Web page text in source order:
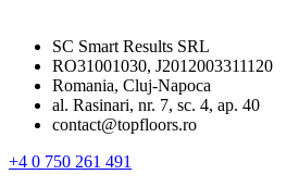
SC Smart Results SRL
RO31001030, J2012003311120
Romania, Cluj-Napoca
al. Rasinari, nr. 7, sc. 4, ap. 40
contact@topfloors.ro
+4 0 750 261 491